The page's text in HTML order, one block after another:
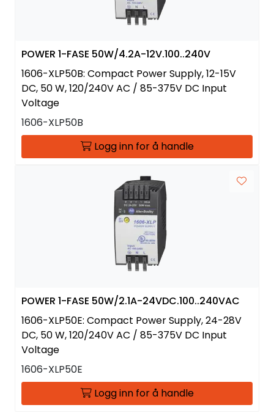
POWER 1-FASE 50W/4.2A-12V.100..240V
1606-XLP50B: Compact Power Supply, 12-15V
DC, 50 W, 120/240V AC / 85-375V DC Input
Voltage
1606-XLP50B
Logg inn for å handle
POWER 1-FASE 50W/2.1A-24VDC.100..240VAC
1606-XLP50E: Compact Power Supply, 24-28V
DC, 50 W, 120/240V AC / 85-375V DC Input
Voltage
1606-XLP50E
Logg inn for å handle